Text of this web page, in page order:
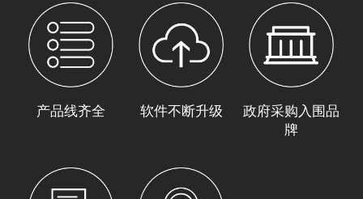
产品线齐全 软件不断升级
政府采购入围品
牌